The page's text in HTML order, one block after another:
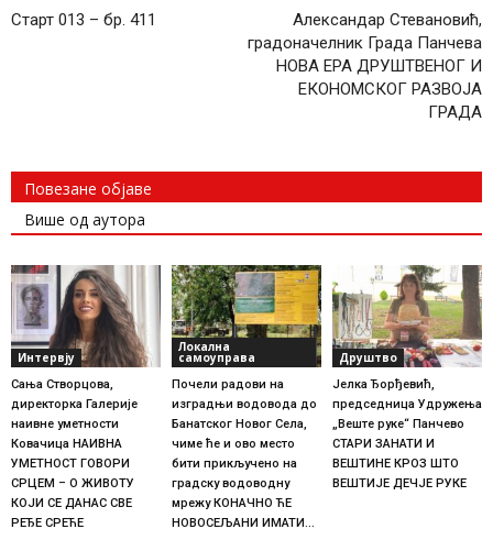
Старт 013 – бр. 411
Александар Стевановић,
градоначелник Града Панчева
НОВА ЕРА ДРУШТВЕНОГ И
ЕКОНОМСКОГ РАЗВОЈА
ГРАДА
Повезане објаве
Више од аутора
Интервју
Сања Створцова,
директорка Галерије
наивне уметности
Ковачица НАИВНА
УМЕТНОСТ ГОВОРИ
СРЦЕМ – О ЖИВОТУ
КОЈИ СЕ ДАНАС СВЕ
РЕЂЕ СРЕЋЕ
Локална
самоуправа
Почели радови на
изградњи водовода до
Банатског Новог Села,
чиме ће и ово место
бити прикључено на
градску водоводну
мрежу КОНАЧНО ЋЕ
НОВОСЕЉАНИ ИМАТИ...
Друштво
Јелка Ђорђевић,
председница Удружења
„Веште руке“ Панчево
СТАРИ ЗАНАТИ И
ВЕШТИНЕ КРОЗ ШТО
ВЕШТИЈЕ ДЕЧЈЕ РУКЕ